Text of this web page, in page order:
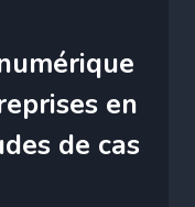
en
de cas